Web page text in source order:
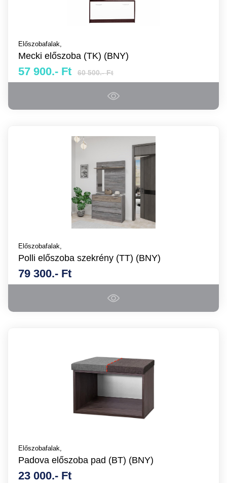
Előszobafalak,
Mecki előszoba (TK) (BNY)
57 900.- Ft 60 500.- Ft
Előszobafalak,
Polli előszoba szekrény (TT) (BNY)
79 300.- Ft
Előszobafalak,
Padova előszoba pad (BT) (BNY)
23 000.- Ft